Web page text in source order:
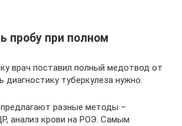
пробу при полном
врач поставил полный медотвод от
диагностику туберкулеза нужно.
разные методы –
анализ крови на РОЭ. Самым